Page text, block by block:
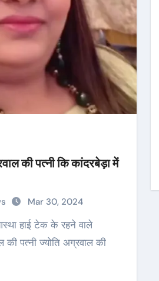
की पत्नी कि कांदरबेड़ा में
Mar 30, 2024
की पत्नी ज्योति अग्रवाल की